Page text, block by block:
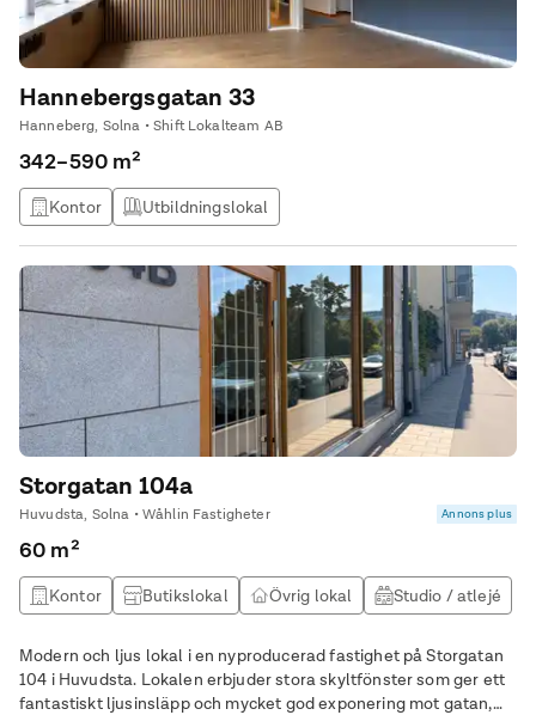
Hannebergsgatan 33
Hanneberg, Solna • Shift Lokalteam AB
342–590 m²
Kontor Utbildningslokal
Storgatan 104a
Huvudsta, Solna • Wåhlin Fastigheter Annons plus
60 m²
Kontor Butikslokal Övrig lokal Studio / atlejé
Modern och ljus lokal i en nyproducerad fastighet på Storgatan
104 i Huvudsta. Lokalen erbjuder stora skyltfönster som ger ett
fantastiskt ljusinsläpp och mycket god exponering mot gatan,